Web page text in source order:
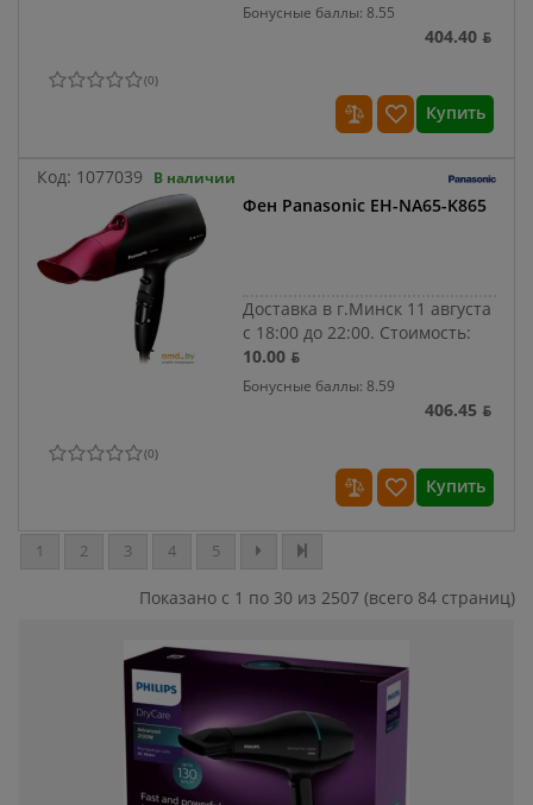
Бонусные баллы: 8.55
404.40 ƃ
(0)
Купить
Код: 1077039 В наличии
Фен Panasonic EH-NA65-K865
Доставка в г.Минск 11 августа
с 18:00 до 22:00. Стоимость:
10.00 ƃ
Бонусные баллы: 8.59
406.45 ƃ
(0)
Купить
1 2 3 4 5
Показано с 1 по 30 из 2507 (всего 84 страниц)